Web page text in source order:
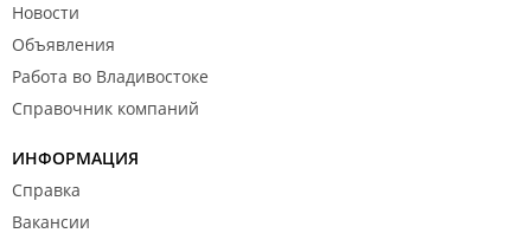
Новости
Объявления
Работа во Владивостоке
Справочник компаний
ИНФОРМАЦИЯ
Справка
Вакансии